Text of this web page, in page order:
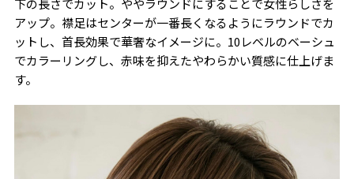
下の長さでカット。ややラウンドにすることで女性らしさを
アップ。襟足はセンターが一番長くなるようにラウンドでカ
ットし、首長効果で華奢なイメージに。 10レベルのベーシュ
でカラーリングし、赤味を抑えたやわらかい質感に仕上げま
す。